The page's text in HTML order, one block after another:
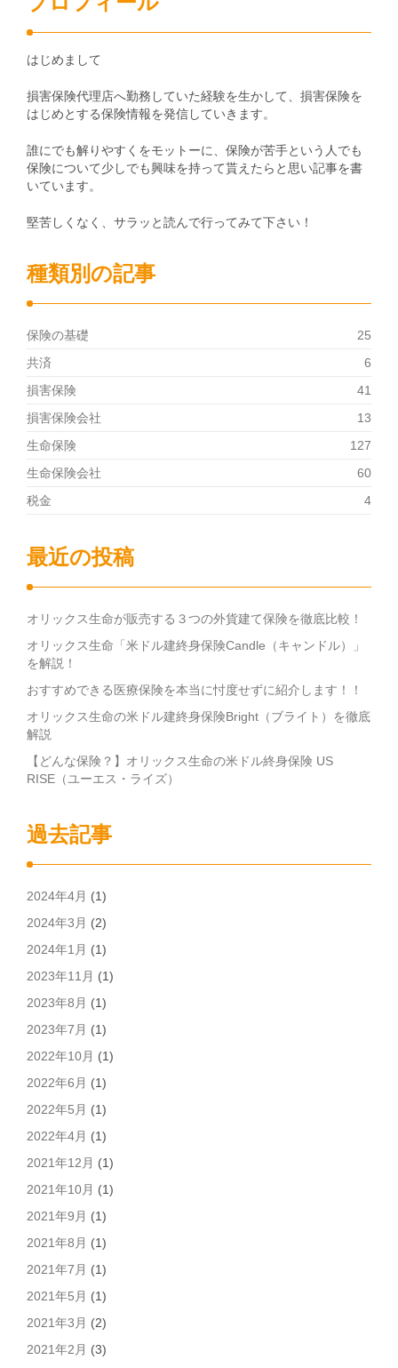
はじめまして
損害保険代理店へ勤務していた経験を生かして、損害保険を
はじめとする保険情報を発信していきます。
誰にでも解りやすくをモットーに、保険が苦手という人でも
保険について少しでも興味を持って貰えたらと思い記事を書
いています。
堅苦しくなく、サラッと読んで行ってみて下さい！
種類別の記事
保険の基礎
25
共済
6
損害保険
41
損害保険会社
13
生命保険
127
生命保険会社
60
税金
4
最近の投稿
オリックス生命が販売する３つの外貨建て保険を徹底比較！
オリックス生命「米ドル建終身保険Candle（キャンドル）」
を解説！
おすすめできる医療保険を本当に忖度せずに紹介します！！
オリックス生命の米ドル建終身保険Bright（ブライト）を徹底
解説
【どんな保険？】オリックス生命の米ドル終身保険 US
RISE（ユーエス・ライズ）
過去記事
2024年4月 (1)
2024年3月 (2)
2024年1月 (1)
2023年11月 (1)
2023年8月 (1)
2023年7月 (1)
2022年10月 (1)
2022年6月 (1)
2022年5月 (1)
2022年4月 (1)
2021年12月 (1)
2021年10月 (1)
2021年9月 (1)
2021年8月 (1)
2021年7月 (1)
2021年5月 (1)
2021年3月 (2)
2021年2月 (3)